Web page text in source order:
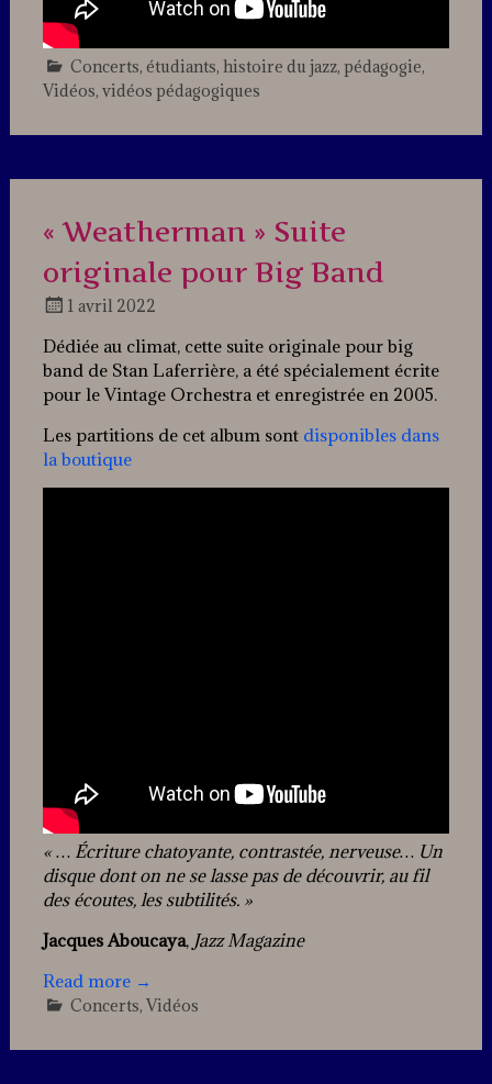
Concerts, étudiants, histoire du jazz, pédagogie,
Vidéos, vidéos pédagogiques
a
« Weatherman » Suite
originale pour Big Band
1 avril 2022
Jazz
Dédiée au climat, cette suite originale pour big
band de Stan Laferrière, a été spécialement écrite
pour le Vintage Orchestra et enregistrée en 2005.
Les partitions de cet album sont disponibles dans
la boutique
« … Écriture chatoyante, contrastée, nerveuse… Un
disque dont on ne se lasse pas de découvrir, au fil
des écoutes, les subtilités. »
Jacques Aboucaya, Jazz Magazine
Read more →
Concerts, Vidéos
a